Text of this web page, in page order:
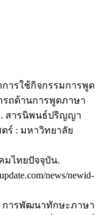
ารใช้กิจกรรมการพูด
ถด้านการพูดภาษา
สารนิพนธ์ปริญญา
: มหาวิทยาลัย
มไทยปัจจุบัน.
news/newid-
การพัฒนาทักษะภาษา